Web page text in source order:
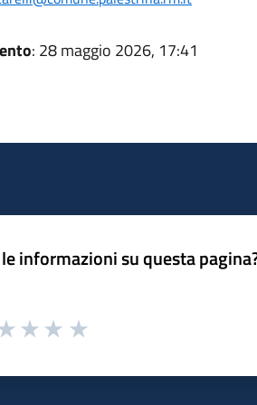
: 28 maggio 2026, 17:41
informazioni su questa